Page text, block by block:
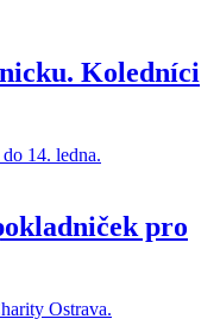
Koledníci
pro